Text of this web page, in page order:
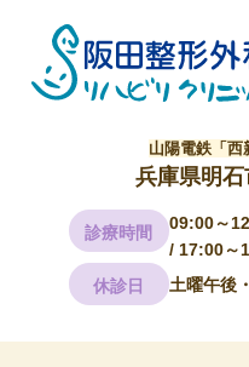
診療時間
09:00～
/ 17:00～
休診日
土曜午後
山陽電鉄「西
兵庫県明